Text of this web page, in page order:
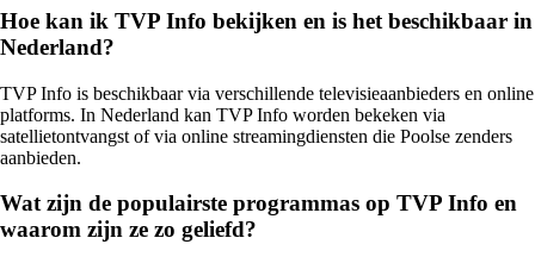
Hoe kan ik TVP Info bekijken en is het beschikbaar in
Nederland?
TVP Info is beschikbaar via verschillende televisieaanbieders en online
platforms. In Nederland kan TVP Info worden bekeken via
satellietontvangst of via online streamingdiensten die Poolse zenders
aanbieden.
Wat zijn de populairste programmas op TVP Info en
waarom zijn ze zo geliefd?